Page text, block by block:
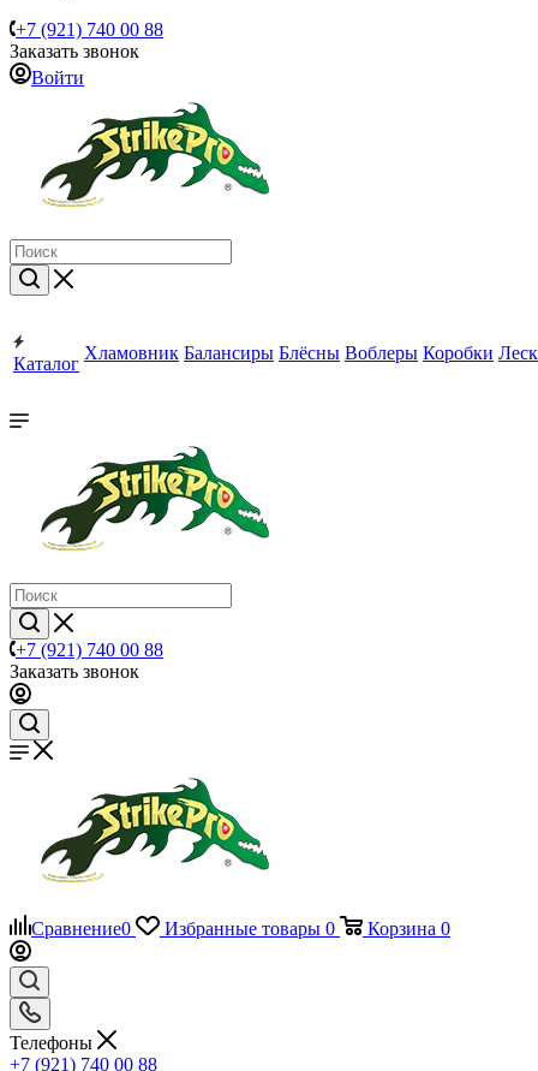
+7 (921) 740 00 88
Заказать звонок
Войти
Каталог
Хламовник Балансиры Блёсны Воблеры Коробки
+7 (921) 740 00 88
Заказать звонок
Сравнение0 Избранные товары 0 Корзина 0
Телефоны
+7 (921) 740 00 88